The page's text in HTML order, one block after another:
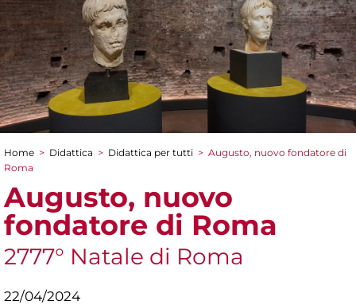
Tu sei qui
Home > Didattica > Didattica per tutti > Augusto, nuovo fondatore di
Roma
Augusto, nuovo
fondatore di Roma
2777° Natale di Roma
22/04/2024